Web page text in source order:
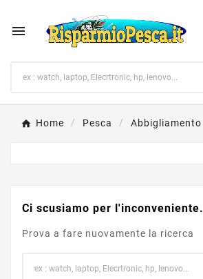

Home Pesca Abbigliamento
Ci scusiamo per l'inconveniente.
Prova a fare nuovamente la ricerca